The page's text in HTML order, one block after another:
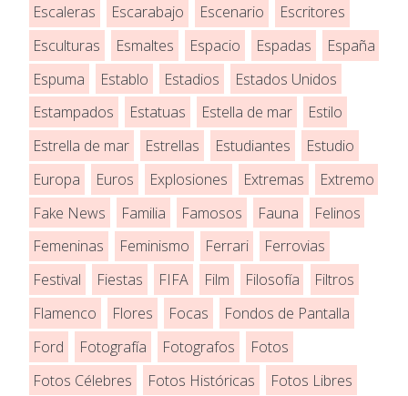
Escaleras
Escarabajo Escenario
Escritores
Esculturas
Esmaltes Espacio Espadas
España
Espuma
Establo Estadios
Estados Unidos
Estampados
Estatuas Estella de mar
Estilo
Estrella de mar
Estrellas Estudiantes
Estudio
Europa
Euros Explosiones Extremas
Extremo
Fake News
Familia Famosos Fauna
Felinos
Femeninas
Feminismo Ferrari
Ferrovias
Festival
Fiestas FIFA Film Filosofía
Filtros
Flamenco
Flores Focas
Fondos de Pantalla
Ford
Fotografía Fotografos
Fotos
Fotos Célebres
Fotos Históricas
Fotos Libres